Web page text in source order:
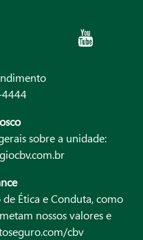
sobre a unidade:
Ética e Conduta, como
nossos valores e
cbv